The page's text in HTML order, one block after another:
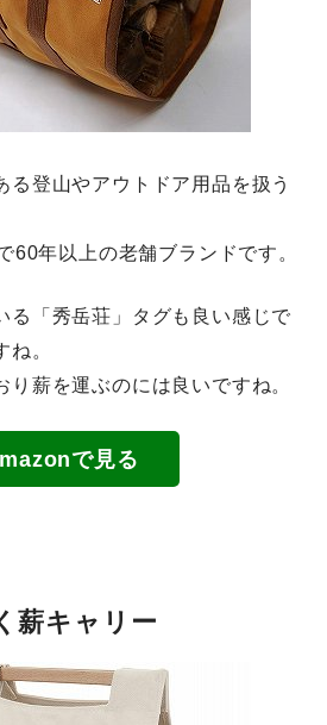
る登山やアウトドア用品を扱う
60年以上の老舗ブランドです。
る「秀岳荘」タグも良い感じで
。
薪を運ぶのには良いですね。
で見る
薪キャリー